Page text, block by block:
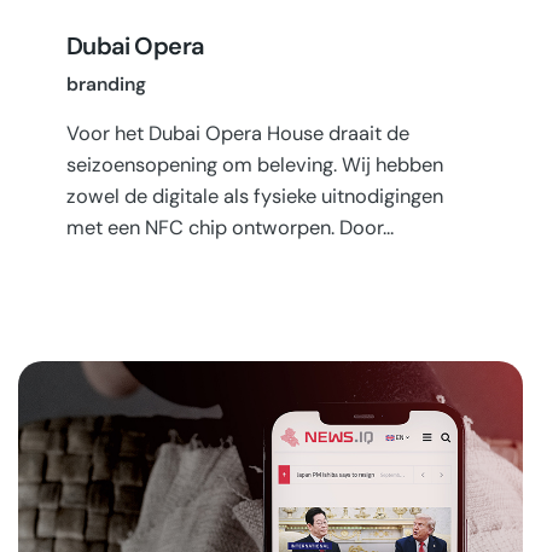
Dubai Opera
branding
Voor het Dubai Opera House draait de
seizoensopening om beleving. Wij hebben
zowel de digitale als fysieke uitnodigingen
met een NFC chip ontworpen. Door…